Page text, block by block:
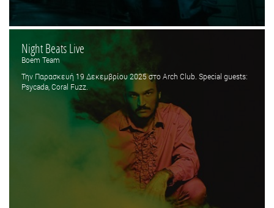
Night Beats Live
Boem Team
Την Παρασκευή 19 Δεκεμβρίου 2025 στο Arch Club. Special guests:
Psycada, Coral Fuzz.